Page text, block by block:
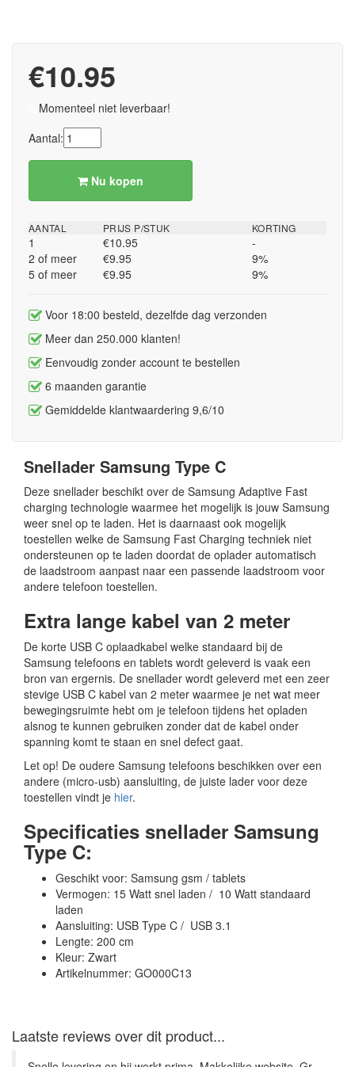
€10.95
Momenteel niet leverbaar!
Aantal:
Nu kopen
AANTAL
1
2 of meer
5 of meer
PRIJS P/STUK
€10.95
€9.95
€9.95
KORTING
-
9%
9%
Voor 18:00 besteld, dezelfde dag verzonden
Meer dan 250.000 klanten!
Eenvoudig zonder account te bestellen
6 maanden garantie
Gemiddelde klantwaardering 9,6/10
Snellader Samsung Type C
Deze snellader beschikt over de Samsung Adaptive Fast
charging technologie waarmee het mogelijk is jouw Samsung
weer snel op te laden. Het is daarnaast ook mogelijk
toestellen welke de Samsung Fast Charging techniek niet
ondersteunen op te laden doordat de oplader automatisch
de laadstroom aanpast naar een passende laadstroom voor
andere telefoon toestellen.
Extra lange kabel van 2 meter
De korte USB C oplaadkabel welke standaard bij de
Samsung telefoons en tablets wordt geleverd is vaak een
bron van ergernis. De snellader wordt geleverd met een zeer
stevige USB C kabel van 2 meter waarmee je net wat meer
bewegingsruimte hebt om je telefoon tijdens het opladen
alsnog te kunnen gebruiken zonder dat de kabel onder
spanning komt te staan en snel defect gaat.
Let op! De oudere Samsung telefoons beschikken over een
andere (micro-usb) aansluiting, de juiste lader voor deze
toestellen vindt je hier.
Specificaties snellader Samsung
Type C:
Geschikt voor: Samsung gsm / tablets
Vermogen: 15 Watt snel laden / 10 Watt standaard
laden
Aansluiting: USB Type C / USB 3.1
Lengte: 200 cm
Kleur: Zwart
Artikelnummer: GO000C13
Laatste reviews over dit product...